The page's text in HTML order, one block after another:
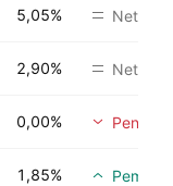
5,05% Netral
2,90% Netral
0,00%
1,85%